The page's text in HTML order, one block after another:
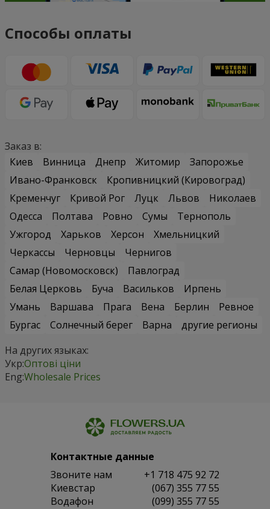
Способы оплаты
Заказ в:
Киев
Винница Днепр Житомир
Запорожье
Ивано-Франковск
Кропивницкий (Кировоград)
Кременчуг
Кривой Рог Луцк Львов
Николаев
Одесса
Полтава Ровно Сумы
Тернополь
Ужгород
Харьков Херсон
Хмельницкий
Черкассы
Черновцы
Чернигов
Самар (Новомосковск)
Павлоград
Белая Церковь
Буча Васильков
Ирпень
Умань
Варшава Прага Вена Берлин
Ревное
Бургас
Солнечный берег Варна
другие регионы
На других языках:
Укр:Оптові ціни
Eng:Wholesale Prices
Контактные данные
Звоните нам
+1 718 475 92 72
Киевстар
(067) 355 77 55
Водафон
(099) 355 77 55